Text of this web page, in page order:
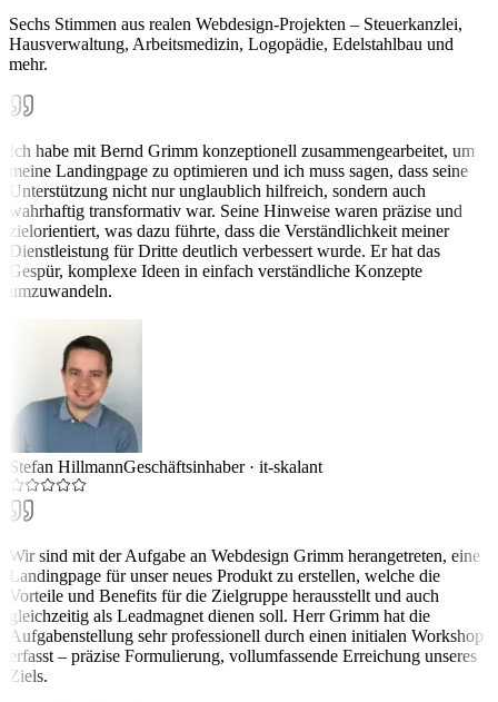
Sechs Stimmen aus realen Webdesign-Projekten – Steuerkanzlei,
Hausverwaltung, Arbeitsmedizin, Logopädie, Edelstahlbau und
mehr.
Ich habe mit Bernd Grimm konzeptionell zusammengearbeitet, um
meine Landingpage zu optimieren und ich muss sagen, dass seine
Unterstützung nicht nur unglaublich hilfreich, sondern auch
wahrhaftig transformativ war. Seine Hinweise waren präzise und
zielorientiert, was dazu führte, dass die Verständlichkeit meiner
Dienstleistung für Dritte deutlich verbessert wurde. Er hat das
Gespür, komplexe Ideen in einfach verständliche Konzepte
umzuwandeln.
Stefan HillmannGeschäftsinhaber· it-skalant
Wir sind mit der Aufgabe an Webdesign Grimm herangetreten, eine
Landingpage für unser neues Produkt zu erstellen, welche die
Vorteile und Benefits für die Zielgruppe herausstellt und auch
gleichzeitig als Leadmagnet dienen soll. Herr Grimm hat die
Aufgabenstellung sehr professionell durch einen initialen Workshop
erfasst – präzise Formulierung, vollumfassende Erreichung unseres
Ziels.